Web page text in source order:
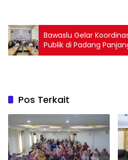
Bawaslu Gelar
Publik di Padang
Pos Terkait